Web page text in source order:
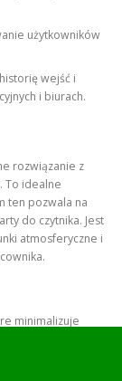
użytkowników
wejść i
i biurach.
rozwiązanie z
To idealne
ten pozwala na
do czytnika. Jest
atmosferyczne i
minimalizuje
punkty